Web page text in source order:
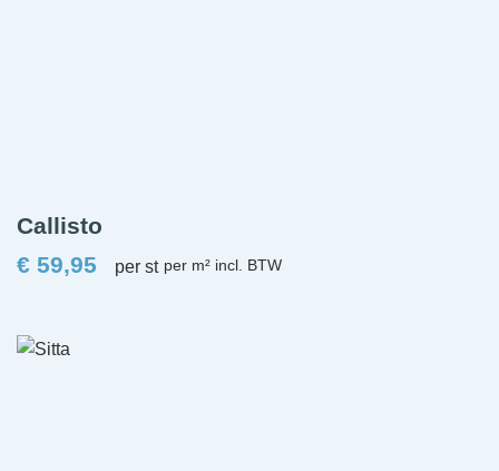
Callisto
€ 59,95 per st